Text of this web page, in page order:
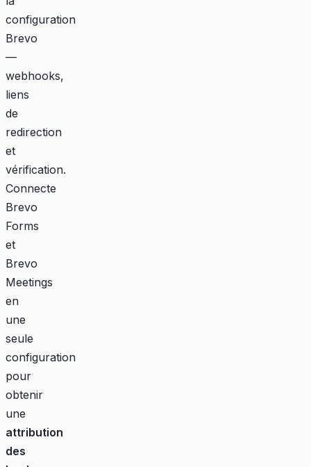
configuration
Brevo
—
webhooks,
liens
de
redirection
et
vérification.
Connecte
Brevo
Forms
et
Brevo
Meetings
en
une
seule
configuration
pour
obtenir
une
attribution
des